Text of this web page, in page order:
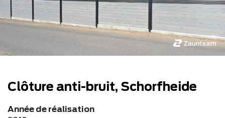
Clôture anti-bruit, Schorfheide
Année de réalisation